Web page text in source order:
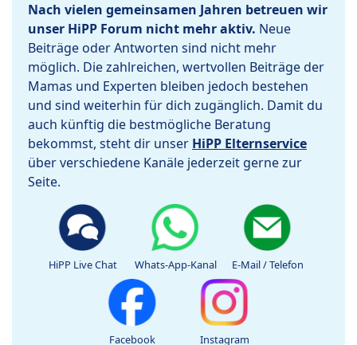
Nach vielen gemeinsamen Jahren betreuen wir
unser HiPP Forum nicht mehr aktiv. Neue
Beiträge oder Antworten sind nicht mehr
möglich. Die zahlreichen, wertvollen Beiträge der
Mamas und Experten bleiben jedoch bestehen
und sind weiterhin für dich zugänglich. Damit du
auch künftig die bestmögliche Beratung
bekommst, steht dir unser HiPP Elternservice
über verschiedene Kanäle jederzeit gerne zur
Seite.
HiPP Live Chat Whats-App-Kanal E-Mail / Telefon
Facebook Instagram